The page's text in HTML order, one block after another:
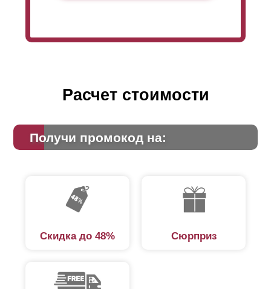
Расчет стоимости
Получи промокод на:
Скидка до 48% Сюрприз